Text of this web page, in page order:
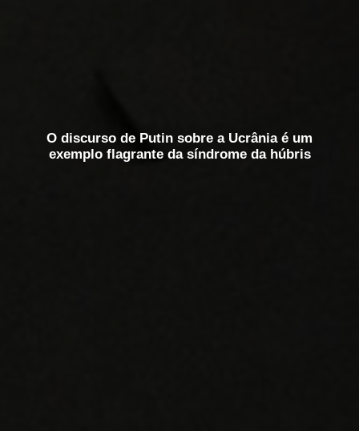
O discurso de Putin sobre a Ucrânia é um
exemplo flagrante da síndrome da húbris